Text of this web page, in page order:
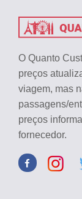
O Quanto
preços
viagem, mas
passagens/
preços
fornecedor.